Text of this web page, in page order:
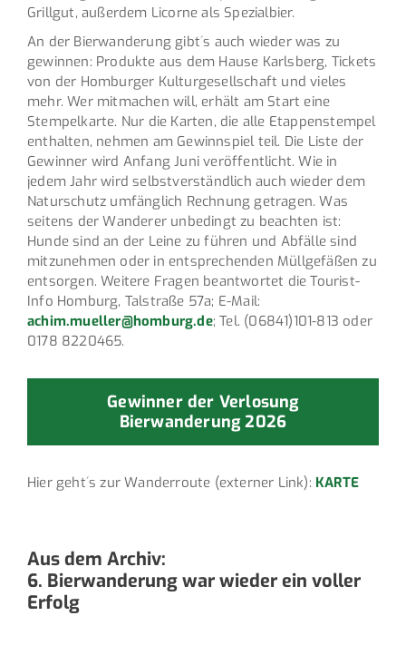
Grillgut, außerdem Licorne als Spezialbier.
An der Bierwanderung gibt´s auch wieder was zu
gewinnen: Produkte aus dem Hause Karlsberg, Tickets
von der Homburger Kulturgesellschaft und vieles
mehr. Wer mitmachen will, erhält am Start eine
Stempelkarte. Nur die Karten, die alle Etappenstempel
enthalten, nehmen am Gewinnspiel teil. Die Liste der
Gewinner wird Anfang Juni veröffentlicht. Wie in
jedem Jahr wird selbstverständlich auch wieder dem
Naturschutz umfänglich Rechnung getragen. Was
seitens der Wanderer unbedingt zu beachten ist:
Hunde sind an der Leine zu führen und Abfälle sind
mitzunehmen oder in entsprechenden Müllgefäßen zu
entsorgen. Weitere Fragen beantwortet die Tourist-
Info Homburg, Talstraße 57a; E-Mail:
achim.mueller@homburg.de; Tel. (06841)101-813 oder
0178 8220465.
Gewinner der Verlosung
Bierwanderung 2026
Hier geht´s zur Wanderroute (externer Link): KARTE
Aus dem Archiv:
6. Bierwanderung war wieder ein voller
Erfolg